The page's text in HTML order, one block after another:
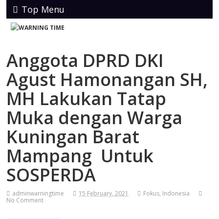
Top Menu
Anggota DPRD DKI
Agust Hamonangan SH,
MH Lakukan Tatap
Muka dengan Warga
Kuningan Barat
Mampang Untuk
SOSPERDA
adminwarningtime 15 February, 2021 Fokus, Indonesia
No Comment